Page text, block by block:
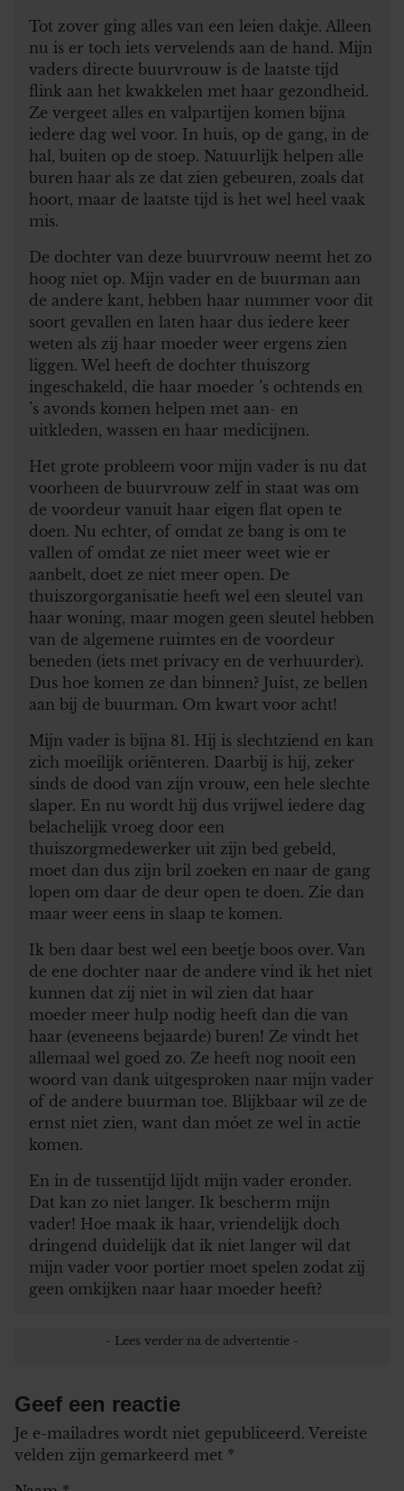
Tot zover ging alles van een leien dakje. Alleen
nu is er toch iets vervelends aan de hand. Mijn
vaders directe buurvrouw is de laatste tijd
flink aan het kwakkelen met haar gezondheid.
Ze vergeet alles en valpartijen komen bijna
iedere dag wel voor. In huis, op de gang, in de
hal, buiten op de stoep. Natuurlijk helpen alle
buren haar als ze dat zien gebeuren, zoals dat
hoort, maar de laatste tijd is het wel heel vaak
mis.
De dochter van deze buurvrouw neemt het zo
hoog niet op. Mijn vader en de buurman aan
de andere kant, hebben haar nummer voor dit
soort gevallen en laten haar dus iedere keer
weten als zij haar moeder weer ergens zien
liggen. Wel heeft de dochter thuiszorg
ingeschakeld, die haar moeder ’s ochtends en
’s avonds komen helpen met aan- en
uitkleden, wassen en haar medicijnen.
Het grote probleem voor mijn vader is nu dat
voorheen de buurvrouw zelf in staat was om
de voordeur vanuit haar eigen flat open te
doen. Nu echter, of omdat ze bang is om te
vallen of omdat ze niet meer weet wie er
aanbelt, doet ze niet meer open. De
thuiszorgorganisatie heeft wel een sleutel van
haar woning, maar mogen geen sleutel hebben
van de algemene ruimtes en de voordeur
beneden (iets met privacy en de verhuurder).
Dus hoe komen ze dan binnen? Juist, ze bellen
aan bij de buurman. Om kwart voor acht!
Mijn vader is bijna 81. Hij is slechtziend en kan
zich moeilijk oriënteren. Daarbij is hij, zeker
sinds de dood van zijn vrouw, een hele slechte
slaper. En nu wordt hij dus vrijwel iedere dag
belachelijk vroeg door een
thuiszorgmedewerker uit zijn bed gebeld,
moet dan dus zijn bril zoeken en naar de gang
lopen om daar de deur open te doen. Zie dan
maar weer eens in slaap te komen.
Ik ben daar best wel een beetje boos over. Van
de ene dochter naar de andere vind ik het niet
kunnen dat zij niet in wil zien dat haar
moeder meer hulp nodig heeft dan die van
haar (eveneens bejaarde) buren! Ze vindt het
allemaal wel goed zo. Ze heeft nog nooit een
woord van dank uitgesproken naar mijn vader
of de andere buurman toe. Blijkbaar wil ze de
ernst niet zien, want dan móet ze wel in actie
komen.
En in de tussentijd lijdt mijn vader eronder.
Dat kan zo niet langer. Ik bescherm mijn
vader! Hoe maak ik haar, vriendelijk doch
dringend duidelijk dat ik niet langer wil dat
mijn vader voor portier moet spelen zodat zij
geen omkijken naar haar moeder heeft?
Geef een reactie
Je e-mailadres wordt niet gepubliceerd. Vereiste
velden zijn gemarkeerd met *